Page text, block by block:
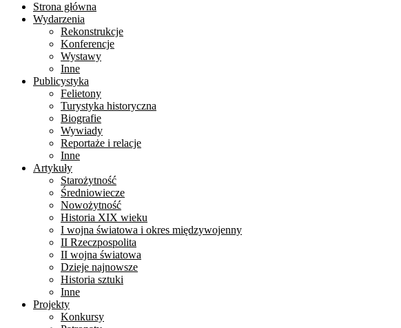
Strona główna
Wydarzenia
Rekonstrukcje
Konferencje
Wystawy
Inne
Publicystyka
Felietony
Turystyka historyczna
Biografie
Wywiady
Reportaże i relacje
Inne
Artykuły
Starożytność
Średniowiecze
Nowożytność
Historia XIX wieku
I wojna światowa i okres międzywojenny
II Rzeczpospolita
II wojna światowa
Dzieje najnowsze
Historia sztuki
Inne
Projekty
Konkursy